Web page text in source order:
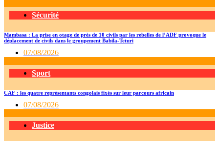
Sécurité
Mambasa : La prise en otage de près de 10 civils par les rebelles de l’ADF provoque le
déplacement de civils dans le groupement Babila-Teturi
07/08/2026
Sport
CAF : les quatre représentants congolais fixés sur leur parcours africain
07/08/2026
Justice